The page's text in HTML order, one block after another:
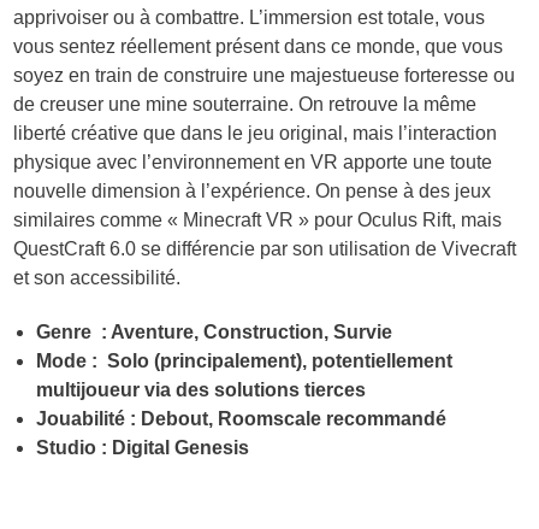
apprivoiser ou à combattre. L’immersion est totale, vous
vous sentez réellement présent dans ce monde, que vous
soyez en train de construire une majestueuse forteresse ou
de creuser une mine souterraine. On retrouve la même
liberté créative que dans le jeu original, mais l’interaction
physique avec l’environnement en VR apporte une toute
nouvelle dimension à l’expérience. On pense à des jeux
similaires comme « Minecraft VR » pour Oculus Rift, mais
QuestCraft 6.0 se différencie par son utilisation de Vivecraft
et son accessibilité.
Genre : Aventure, Construction, Survie
Mode : Solo (principalement), potentiellement
multijoueur via des solutions tierces
Jouabilité : Debout, Roomscale recommandé
Studio : Digital Genesis